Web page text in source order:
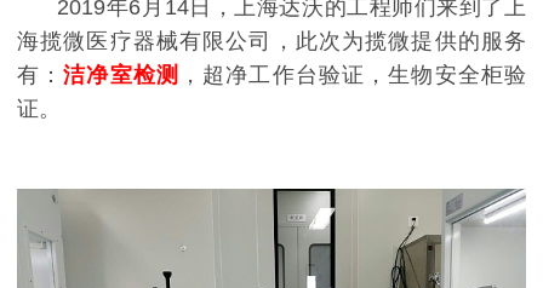
2019年6月14日，上海达沃的工程师们来到了上
海揽微医疗器械有限公司，此次为揽微提供的服务
有：洁净室检测 ，超净工作台验证，生物安全柜验
证。